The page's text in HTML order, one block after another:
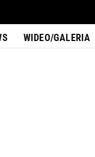
WIDEO/GALERIA